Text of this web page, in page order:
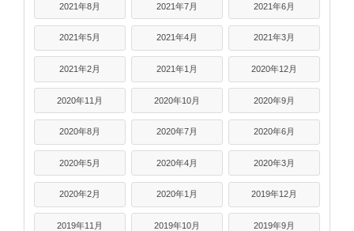
2021年8月 2021年7月 2021年6月
2021年5月 2021年4月 2021年3月
2021年2月 2021年1月 2020年12月
2020年11月 2020年10月 2020年9月
2020年8月 2020年7月 2020年6月
2020年5月 2020年4月 2020年3月
2020年2月 2020年1月 2019年12月
2019年11月 2019年10月 2019年9月